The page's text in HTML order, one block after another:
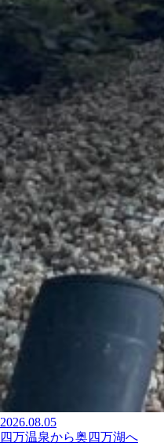
2026.08.05
四万温泉から奥四万湖へ